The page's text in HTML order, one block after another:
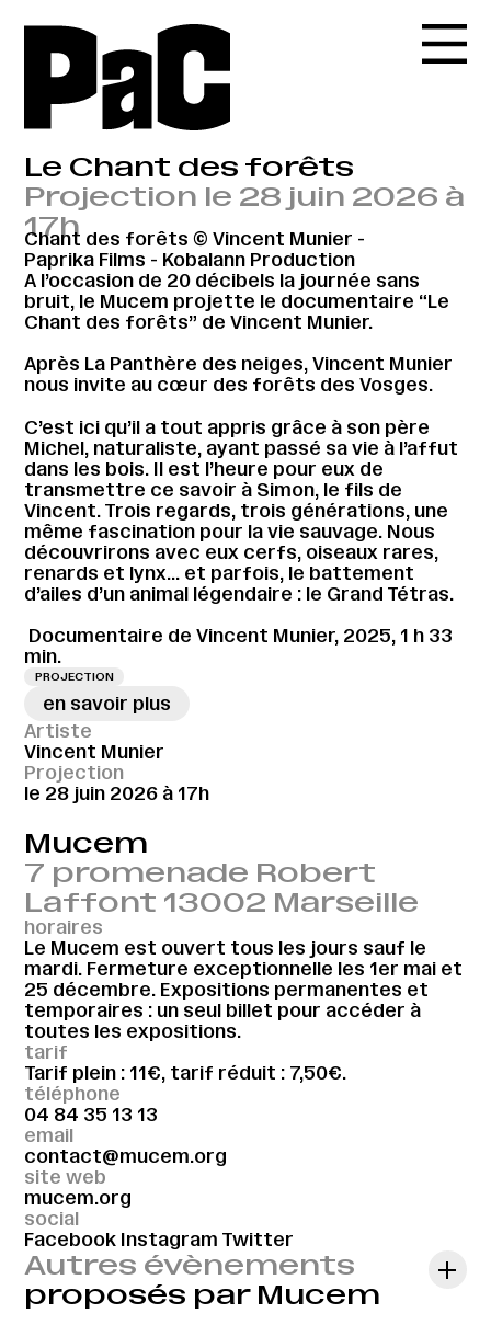
Le Chant des forêts
Projection le 28 juin 2026 à
17h
Chant des forêts © Vincent Munier -
Paprika Films - Kobalann Production
A l’occasion de 20 décibels la journée sans
bruit, le Mucem projette le documentaire “Le
Chant des forêts” de Vincent Munier.
Après La Panthère des neiges, Vincent Munier
nous invite au cœur des forêts des Vosges.
C’est ici qu’il a tout appris grâce à son père
Michel, naturaliste, ayant passé sa vie à l’affut
dans les bois. Il est l’heure pour eux de
transmettre ce savoir à Simon, le fils de
Vincent. Trois regards, trois générations, une
même fascination pour la vie sauvage. Nous
découvrirons avec eux cerfs, oiseaux rares,
renards et lynx… et parfois, le battement
d’ailes d’un animal légendaire : le Grand Tétras.
Documentaire de Vincent Munier, 2025, 1 h 33
min.
PROJECTION
en savoir plus
Artiste
Vincent Munier
Projection
le 28 juin 2026 à 17h
Mucem
7 promenade Robert
Laffont 13002 Marseille
horaires
Le Mucem est ouvert tous les jours sauf le
mardi. Fermeture exceptionnelle les 1er mai et
25 décembre. Expositions permanentes et
temporaires : un seul billet pour accéder à
toutes les expositions.
tarif
Tarif plein : 11€, tarif réduit : 7,50€.
téléphone
04 84 35 13 13
email
contact@mucem.org
site web
mucem.org
social
Facebook Instagram Twitter
Autres évènements
proposés par Mucem